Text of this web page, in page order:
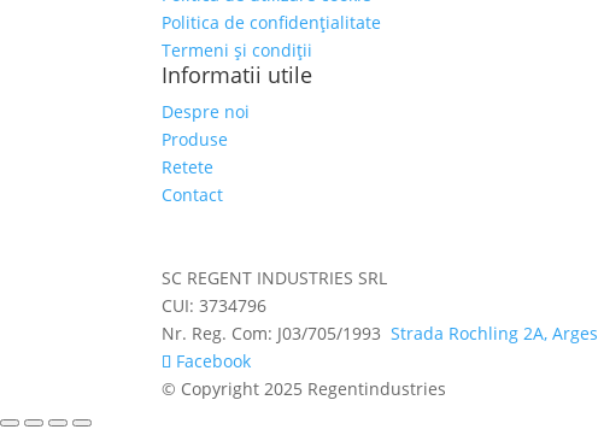
Politica de confidențialitate
Termeni și condiții
Informatii utile
Despre noi
Produse
Retete
Contact
SC REGENT INDUSTRIES SRL
CUI: 3734796
Nr. Reg. Com: J03/705/1993Strada Rochling 2A, Arges
Facebook
© Copyright 2025 Regentindustries